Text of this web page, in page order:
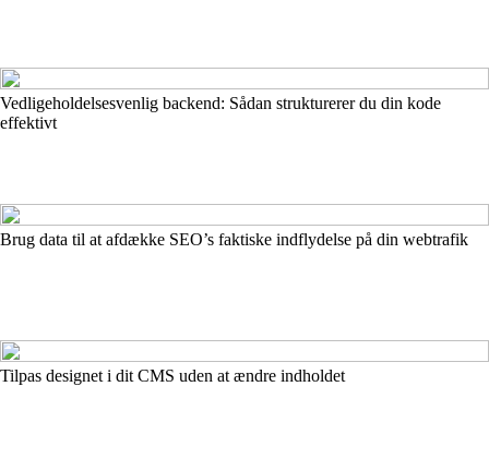
Vedligeholdelsesvenlig backend: Sådan strukturerer du din kode
effektivt
Brug data til at afdække SEO’s faktiske indflydelse på din webtrafik
Tilpas designet i dit CMS uden at ændre indholdet